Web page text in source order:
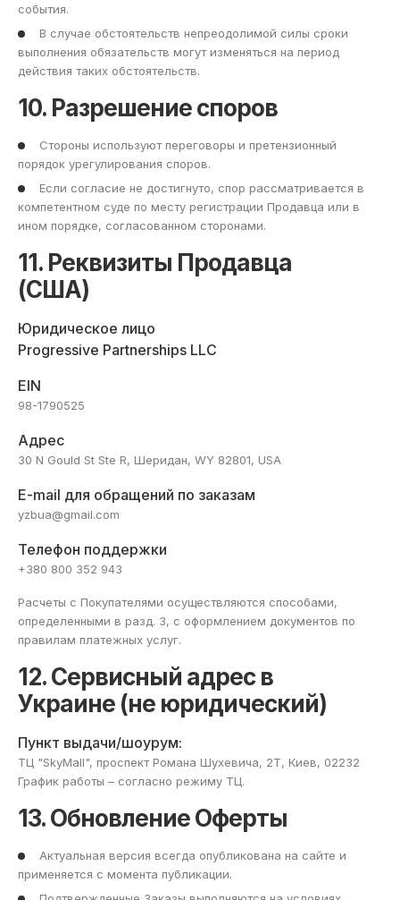
события.
В случае обстоятельств непреодолимой силы сроки
выполнения обязательств могут изменяться на период
действия таких обстоятельств.
10. Разрешение споров
Стороны используют переговоры и претензионный
порядок урегулирования споров.
Если согласие не достигнуто, спор рассматривается в
компетентном суде по месту регистрации Продавца или в
ином порядке, согласованном сторонами.
11. Реквизиты Продавца
(США)
Юридическое лицо
Progressive Partnerships LLC
EIN
98-1790525
Адрес
30 N Gould St Ste R, Шеридан, WY 82801, USA
E-mail для обращений по заказам
yzbua@gmail.com
Телефон поддержки
+380 800 352 943
Расчеты с Покупателями осуществляются способами,
определенными в разд. 3, с оформлением документов по
правилам платежных услуг.
12. Сервисный адрес в
Украине (не юридический)
Пункт выдачи/шоурум:
ТЦ "SkyMall", проспект Романа Шухевича, 2Т, Киев, 02232
График работы – согласно режиму ТЦ.
13. Обновление Оферты
Актуальная версия всегда опубликована на сайте и
применяется с момента публикации.